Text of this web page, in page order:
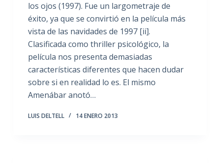
los ojos (1997). Fue un largometraje de
éxito, ya que se convirtió en la película más
vista de las navidades de 1997 [ii].
Clasificada como thriller psicológico, la
película nos presenta demasiadas
características diferentes que hacen dudar
sobre si en realidad lo es. El mismo
Amenábar anotó…
LUIS DELTELL 14 ENERO 2013